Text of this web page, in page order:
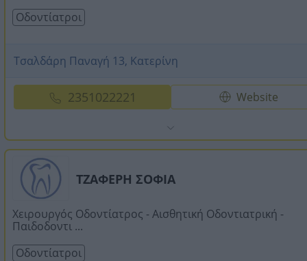
Οδοντίατροι
Τσαλδάρη Παναγή 13, Κατερίνη
2351022221 Website
ΤΖΑΦΕΡΗ ΣΟΦΙΑ
Χειρουργός Οδοντίατρος - Αισθητική Οδοντιατρική -
Παιδοδοντι ...
Οδοντίατροι